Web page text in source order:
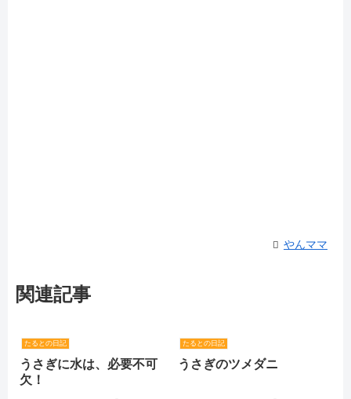
やんママ
関連記事
たるとの日記
うさぎに水は、必要不可
欠！
たるとの日記
うさぎのツメダニ